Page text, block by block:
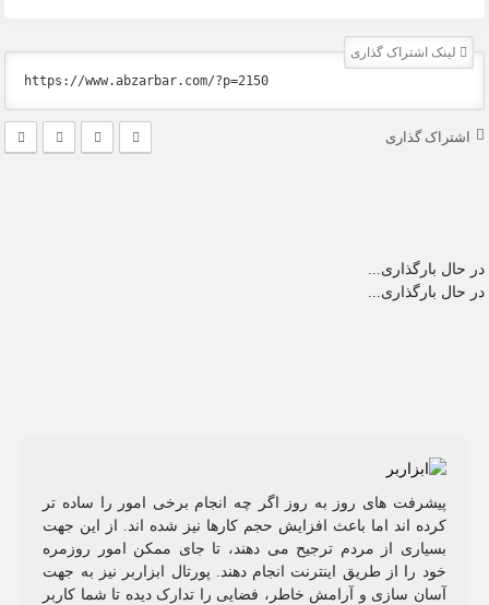
لینک اشتراک گذاری
اشتراک گذاری
در حال بارگذاری...
در حال بارگذاری...
پیشرفت های روز به روز اگر چه انجام برخی امور را ساده تر
کرده اند اما باعث افزایش حجم کارها نیز شده اند. از این جهت
بسیاری از مردم ترجیح می دهند، تا جای ممکن امور روزمره
خود را از طریق اینترنت انجام دهند. پورتال ابزاربر نیز به جهت
آسان سازی و آرامش خاطر، فضایی را تدارک دیده تا شما کاربر